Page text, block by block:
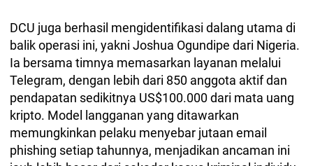
DCU juga berhasil mengidentifikasi dalang utama di
balik operasi ini, yakni Joshua Ogundipe dari Nigeria.
Ia bersama timnya memasarkan layanan melalui
Telegram, dengan lebih dari 850 anggota aktif dan
pendapatan sedikitnya US$100.000 dari mata uang
kripto. Model langganan yang ditawarkan
memungkinkan pelaku menyebar jutaan email
phishing setiap tahunnya, menjadikan ancaman ini